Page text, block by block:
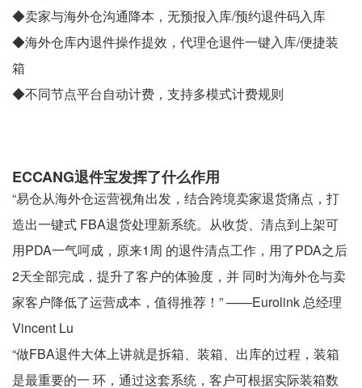
◆卖家与海外仓沟通降本，无预报入库/预约退件码入库
◆海外仓库内退件操作提效，代理仓退件一键入库/便捷装
箱
◆不同节点平台自动计费，支持多模式计费规则
ECCANG退件宝发挥了什么作用
“易仓从海外仓运营视角出发，结合跨境卖家退货痛点，打
造出一键式 FBA退货处理新系统。从收货、清点到上架可
用PDA一气呵成，原来1周 的退件清点工作，用了PDA之后
2天全部完成，提升了客户的体验度，并 同时为海外仓与卖
家客户降低了运营成本，值得推荐！” ——Eurolink 总经理
Vincent Lu
“做FBA退件大体上讲就是拆箱、装箱、出库的过程，装箱
是最重要的一 环，通过这套系统，客户可根据实际装箱数